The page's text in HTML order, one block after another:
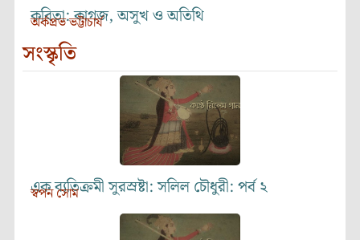
কবিতা: কাগজ, অসুখ ও অতিথি
অর্কপ্রভ ভট্টাচার্য
সংস্কৃতি
এক ব্যতিক্রমী সুরস্রষ্টা: সলিল চৌধুরী: পর্ব ২
স্বপন সোম